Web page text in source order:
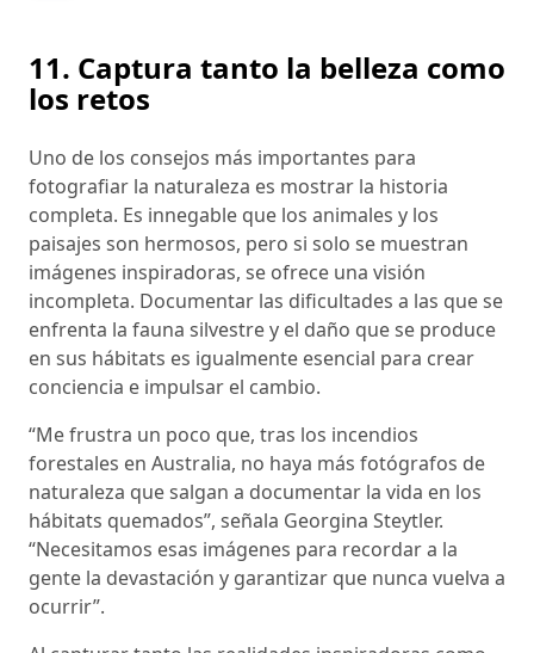
11. Captura tanto la belleza como
los retos
Uno de los consejos más importantes para
fotografiar la naturaleza es mostrar la historia
completa. Es innegable que los animales y los
paisajes son hermosos, pero si solo se muestran
imágenes inspiradoras, se ofrece una visión
incompleta. Documentar las dificultades a las que se
enfrenta la fauna silvestre y el daño que se produce
en sus hábitats es igualmente esencial para crear
conciencia e impulsar el cambio.
“Me frustra un poco que, tras los incendios
forestales en Australia, no haya más fotógrafos de
naturaleza que salgan a documentar la vida en los
hábitats quemados”, señala Georgina Steytler.
“Necesitamos esas imágenes para recordar a la
gente la devastación y garantizar que nunca vuelva a
ocurrir”.